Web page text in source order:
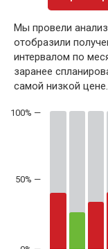
Мы провели
отобразили
интервалом по
заранее
самой низкой цене.
50% —